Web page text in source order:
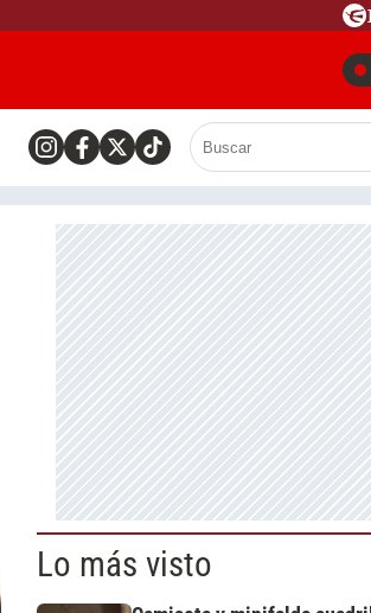
Lo más visto